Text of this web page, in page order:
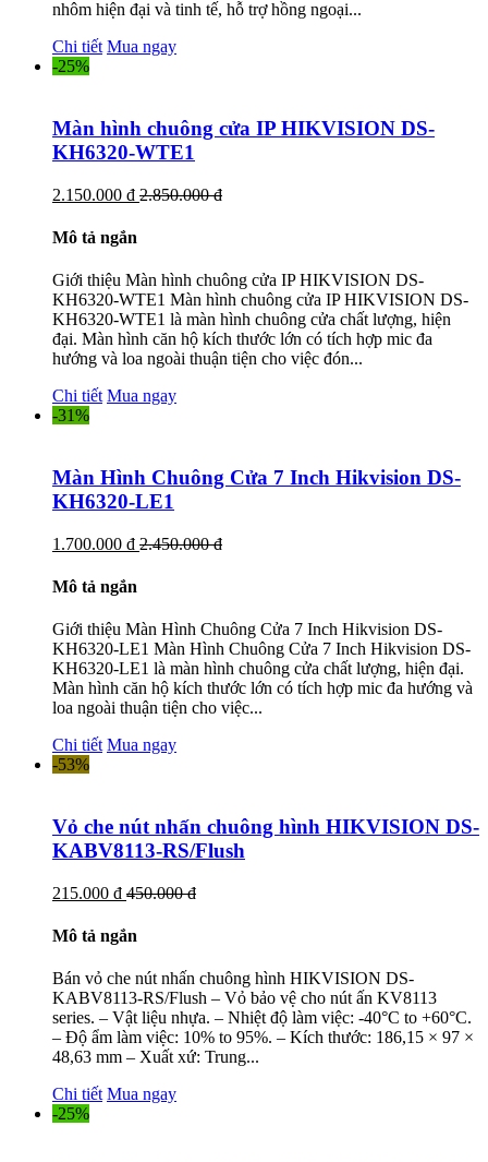
nhôm hiện đại và tinh tế, hỗ trợ hồng ngoại...
Chi tiết Mua ngay
-25%
Màn hình chuông cửa IP HIKVISION DS-
KH6320-WTE1
2.150.000 đ 2.850.000 đ
Mô tả ngắn
Giới thiệu Màn hình chuông cửa IP HIKVISION DS-
KH6320-WTE1 Màn hình chuông cửa IP HIKVISION DS-
KH6320-WTE1 là màn hình chuông cửa chất lượng, hiện
đại. Màn hình căn hộ kích thước lớn có tích hợp mic đa
hướng và loa ngoài thuận tiện cho việc đón...
Chi tiết Mua ngay
-31%
Màn Hình Chuông Cửa 7 Inch Hikvision DS-
KH6320-LE1
1.700.000 đ 2.450.000 đ
Mô tả ngắn
Giới thiệu Màn Hình Chuông Cửa 7 Inch Hikvision DS-
KH6320-LE1 Màn Hình Chuông Cửa 7 Inch Hikvision DS-
KH6320-LE1 là màn hình chuông cửa chất lượng, hiện đại.
Màn hình căn hộ kích thước lớn có tích hợp mic đa hướng và
loa ngoài thuận tiện cho việc...
Chi tiết Mua ngay
-53%
Vỏ che nút nhấn chuông hình HIKVISION DS-
KABV8113-RS/Flush
215.000 đ 450.000 đ
Mô tả ngắn
Bán vỏ che nút nhấn chuông hình HIKVISION DS-
KABV8113-RS/Flush – Vỏ bảo vệ cho nút ấn KV8113
series. – Vật liệu nhựa. – Nhiệt độ làm việc: -40°C to +60°C.
– Độ ẩm làm việc: 10% to 95%. – Kích thước: 186,15 × 97 ×
48,63 mm – Xuất xứ: Trung...
Chi tiết Mua ngay
-25%